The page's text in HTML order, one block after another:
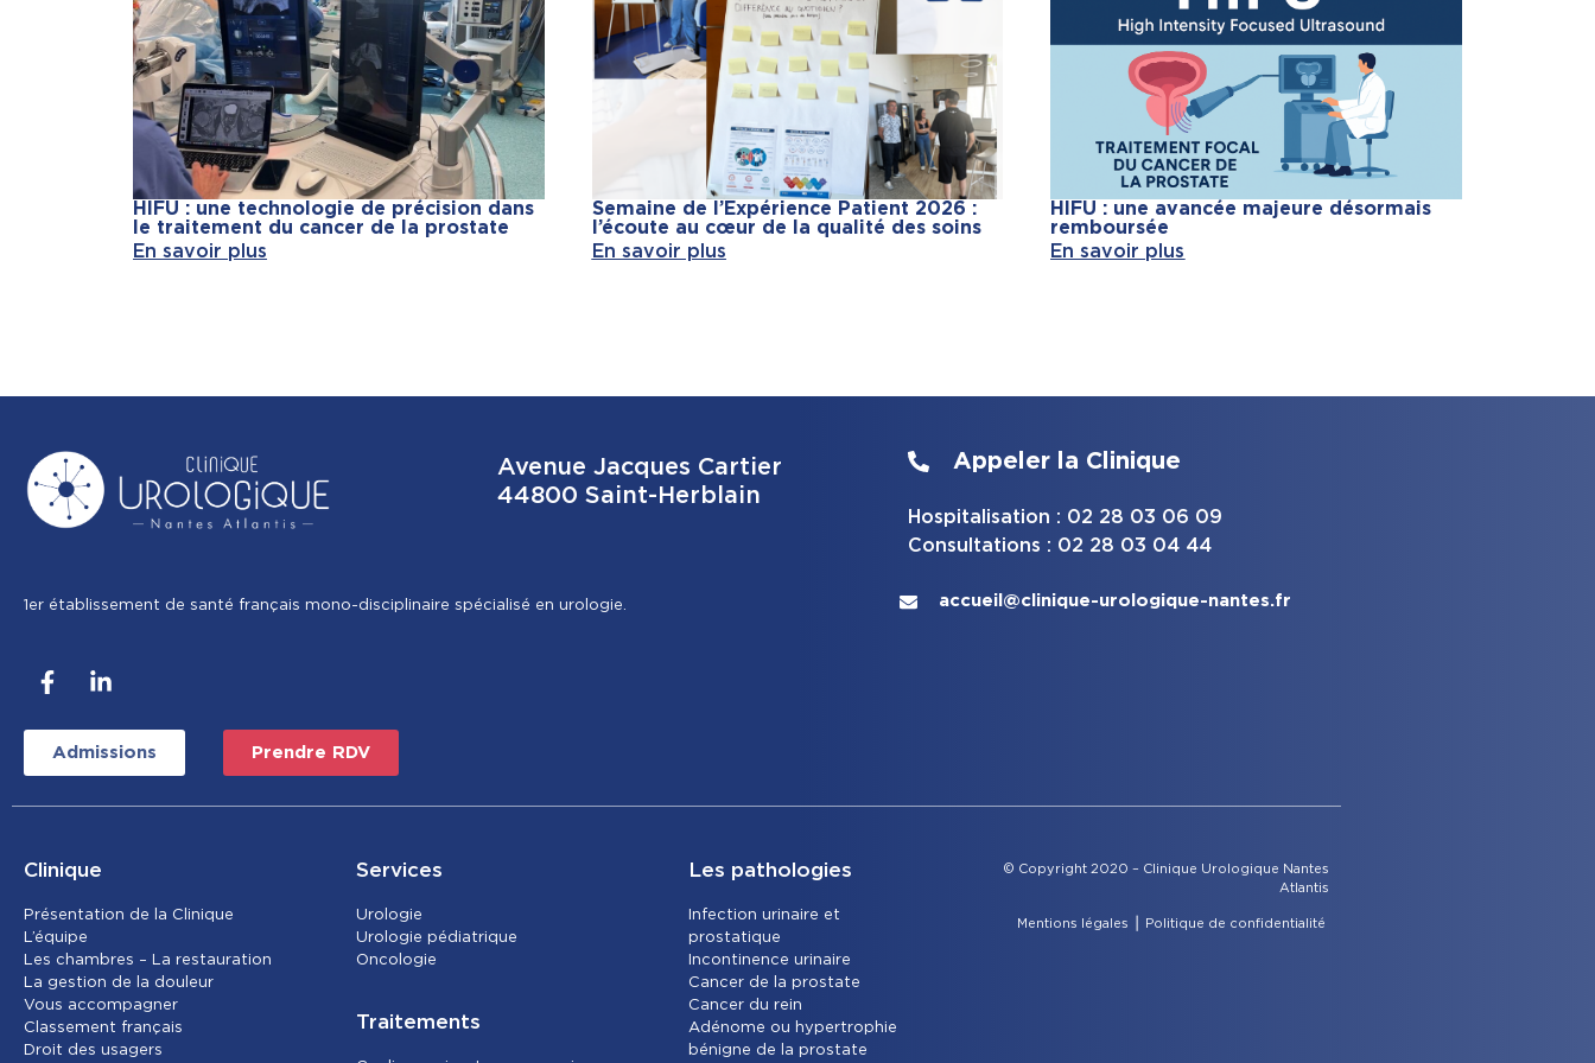
HIFU : une technologie de précision dans
le traitement du cancer de la prostate
En savoir plus
Semaine de l’Expérience Patient 2026 :
l’écoute au cœur de la qualité des soins
En savoir plus
HIFU : une avancée majeure désormais
remboursée
En savoir plus
Avenue Jacques Cartier
44800 Saint-Herblain
Appeler la Clinique
Hospitalisation : 02 28 03 06 09
Consultations : 02 28 03 04 44
1er établissement de santé français mono-disciplinaire spécialisé en urologie. accueil@clinique-urologique-nantes.fr
Admissions Prendre RDV
Clinique
Présentation de la Clinique
L’équipe
Les chambres – La restauration
La gestion de la douleur
Vous accompagner
Classement français
Droit des usagers
Services
Urologie
Urologie pédiatrique
Oncologie
Traitements
Les pathologies
Infection urinaire et
prostatique
Incontinence urinaire
Cancer de la prostate
Cancer du rein
Adénome ou hypertrophie
bénigne de la prostate
© Copyright 2020 – Clinique Urologique Nantes
Atlantis
Mentions légales Politique de confidentialité